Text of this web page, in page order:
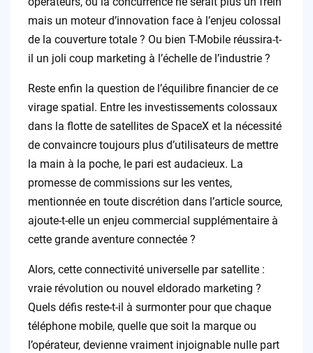
mais un moteur d’innovation face à l’enjeu colossal
de la couverture totale ? Ou bien T-Mobile réussira-t-
il un joli coup marketing à l’échelle de l’industrie ?
Reste enfin la question de l’équilibre financier de ce
virage spatial. Entre les investissements colossaux
dans la flotte de satellites de SpaceX et la nécessité
de convaincre toujours plus d’utilisateurs de mettre
la main à la poche, le pari est audacieux. La
promesse de commissions sur les ventes,
mentionnée en toute discrétion dans l’article source,
ajoute-t-elle un enjeu commercial supplémentaire à
cette grande aventure connectée ?
Alors, cette connectivité universelle par satellite :
vraie révolution ou nouvel eldorado marketing ?
Quels défis reste-t-il à surmonter pour que chaque
téléphone mobile, quelle que soit la marque ou
l’opérateur, devienne vraiment injoignable nulle part